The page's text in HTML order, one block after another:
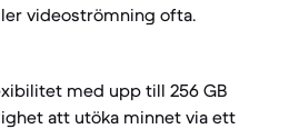
videoströmning ofta.
med upp till 256 GB
att utöka minnet via ett